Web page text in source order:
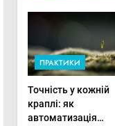
ПРАКТИКИ
Точність у кожній
краплі: як
автоматизація